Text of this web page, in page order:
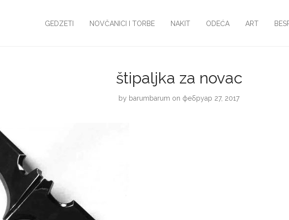
GEDZETI NOVČANICI I TORBE NAKIT ODEĆA ART
štipaljka za novac
by barumbarum on фебруар 27, 2017